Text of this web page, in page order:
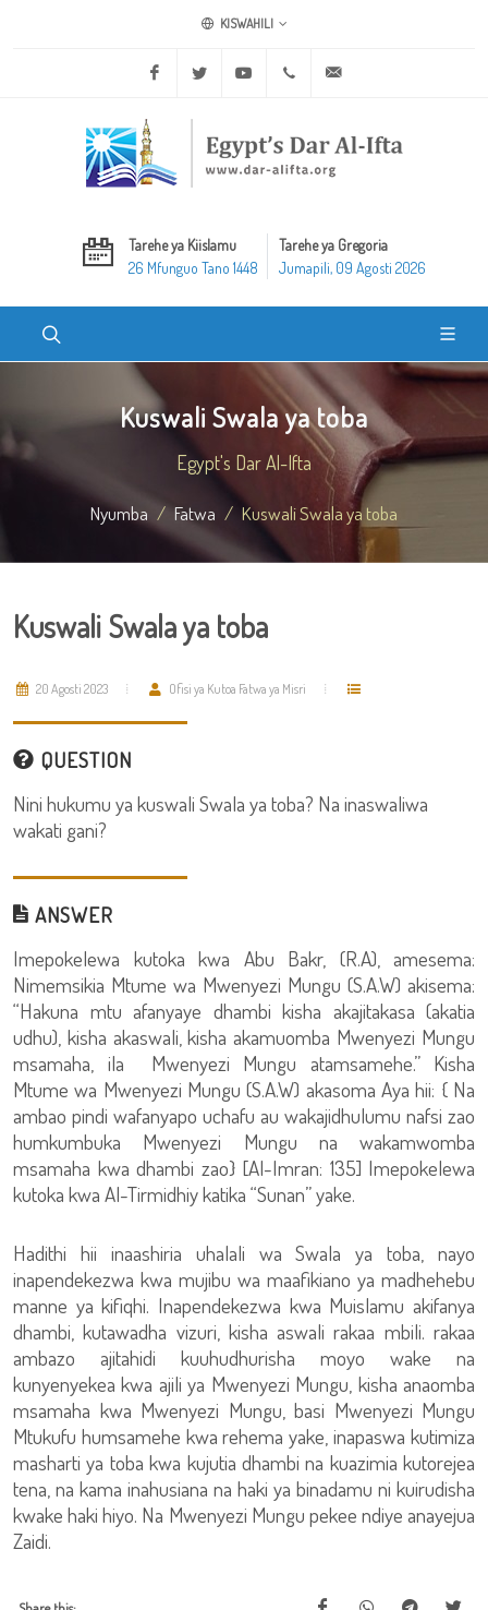
KISWAHILI
Facebook Twitter Youtube +20 2 25970400
Tarehe ya Kiislamu
26 Mfunguo Tano 1448
Tarehe ya Gregoria
Jumapili, 09 Agosti 2026
Kuswali Swala ya toba
Egypt's Dar Al-Ifta
Nyumba Fatwa Kuswali Swala ya toba
Kuswali Swala ya toba
20 Agosti 2023 Ofisi ya Kutoa Fatwa ya Misri
QUESTION
Nini hukumu ya kuswali Swala ya toba? Na inaswaliwa
wakati gani?
ANSWER
Imepokelewa kutoka kwa Abu Bakr, (R.A), amesema:
Nimemsikia Mtume wa Mwenyezi Mungu (S.A.W) akisema:
“Hakuna mtu afanyaye dhambi kisha akajitakasa (akatia
udhu), kisha akaswali, kisha akamuomba Mwenyezi Mungu
msamaha, ila Mwenyezi Mungu atamsamehe.” Kisha
Mtume wa Mwenyezi Mungu (S.A.W) akasoma Aya hii: { Na
ambao pindi wafanyapo uchafu au wakajidhulumu nafsi zao
humkumbuka Mwenyezi Mungu na wakamwomba
msamaha kwa dhambi zao} [Al-Imran: 135] Imepokelewa
kutoka kwa Al-Tirmidhiy katika “Sunan” yake.
Hadithi hii inaashiria uhalali wa Swala ya toba, nayo
inapendekezwa kwa mujibu wa maafikiano ya madhehebu
manne ya kifiqhi. Inapendekezwa kwa Muislamu akifanya
dhambi, kutawadha vizuri, kisha aswali rakaa mbili. rakaa
ambazo ajitahidi kuuhudhurisha moyo wake na
kunyenyekea kwa ajili ya Mwenyezi Mungu, kisha anaomba
msamaha kwa Mwenyezi Mungu, basi Mwenyezi Mungu
Mtukufu humsamehe kwa rehema yake, inapaswa kutimiza
masharti ya toba kwa kujutia dhambi na kuazimia kutorejea
tena, na kama inahusiana na haki ya binadamu ni kuirudisha
kwake haki hiyo. Na Mwenyezi Mungu pekee ndiye anayejua
Zaidi.